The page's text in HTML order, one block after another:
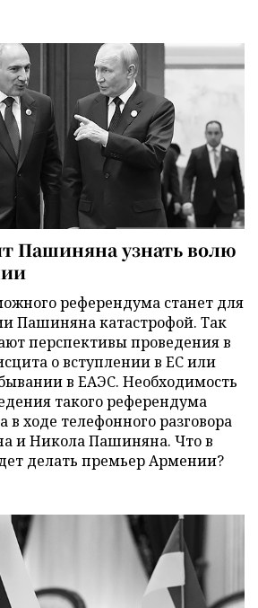
Пашиняна узнать волю
референдума станет для
Пашиняна катастрофой. Так
перспективы проведения в
о вступлении в ЕС или
в ЕАЭС. Необходимость
такого референдума
в ходе телефонного разговора
и Никола Пашиняна. Что в
делать премьер Армении?